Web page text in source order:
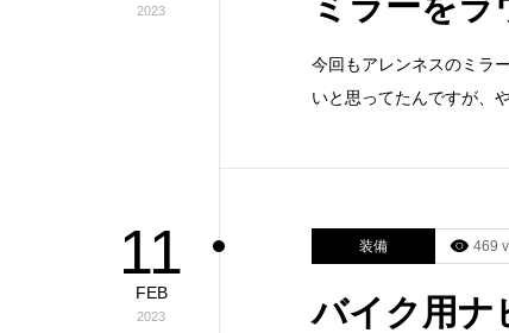
2023
今回もアレンネスのミラ
いと思ってたんですが、
11
FEB
2023
装備 469
バイク用ナ